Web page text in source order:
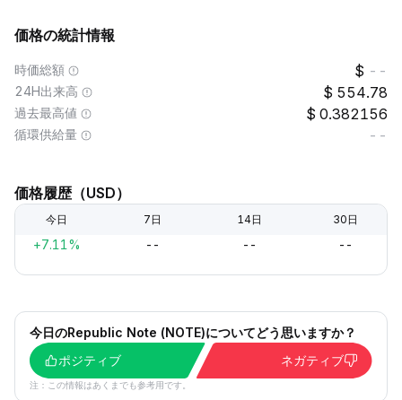
価格の統計情報
時価総額 --
24H出来高 554.78
過去最高値 0.382156
循環供給量 --
価格履歴（USD）
今日 7日 14日 30日
+7.11% -- -- --
今日のRepublic Note (NOTE)についてどう思いますか？
ポジティブ
ネガティブ
注：この情報はあくまでも参考用です。